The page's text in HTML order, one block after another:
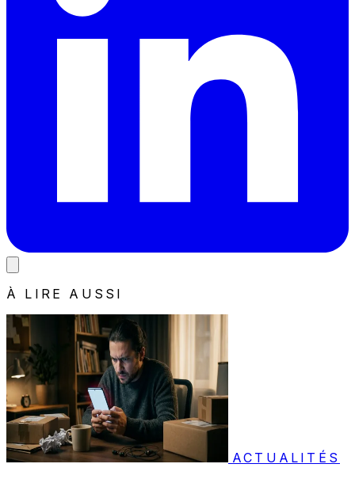
À LIRE AUSSI
ACTUALITÉS